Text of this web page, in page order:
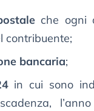
che ogni
contribuente;
bancaria;
in cui sono